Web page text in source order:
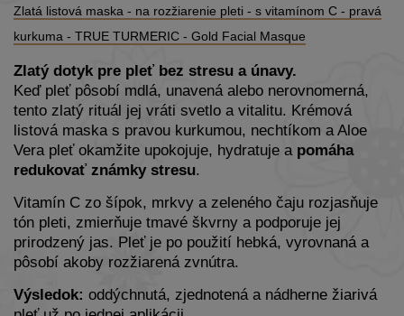
Zlatá listová maska - na rozžiarenie pleti - s vitamínom C - pravá
kurkuma - TRUE TURMERIC - Gold Facial Masque
Zlatý dotyk pre pleť bez stresu a únavy.
Keď pleť pôsobí mdlá, unavená alebo nerovnomerná,
tento zlatý rituál jej vráti svetlo a vitalitu. Krémová
listová maska s pravou kurkumou, nechtíkom a Aloe
Vera pleť okamžite upokojuje, hydratuje a pomáha
redukovať známky stresu.
Vitamín C zo šípok, mrkvy a zeleného čaju rozjasňuje
tón pleti, zmierňuje tmavé škvrny a podporuje jej
prirodzený jas. Pleť je po použití hebká, vyrovnaná a
pôsobí akoby rozžiarená zvnútra.
Výsledok: oddýchnutá, zjednotená a nádherne žiarivá